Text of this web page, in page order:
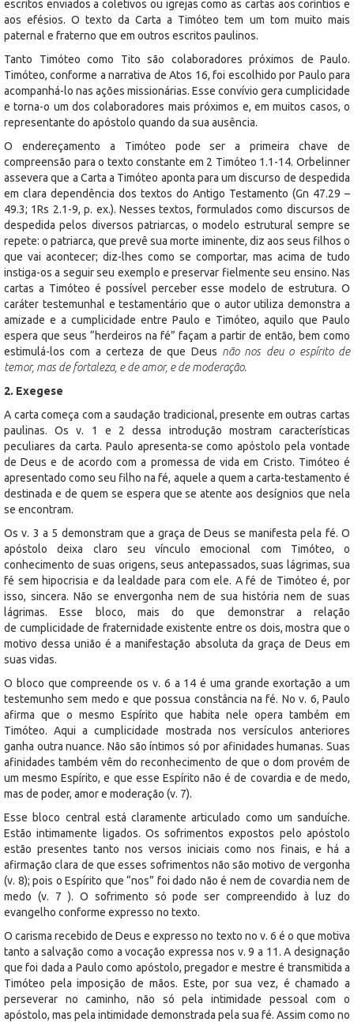
escritos enviados a coletivos ou igrejas como as cartas aos coríntios e
aos efésios. O texto da Carta a Timóteo tem um tom muito mais
paternal e fraterno que em outros escritos paulinos.
Tanto Timóteo como Tito são colaboradores próximos de Paulo.
Timóteo, conforme a narrativa de Atos 16, foi escolhido por Paulo para
acompanhá-lo nas ações missionárias. Esse convívio gera cumplicidade
e torna-o um dos colaboradores mais próximos e, em muitos casos, o
representante do apóstolo quando da sua ausência.
O endereçamento a Timóteo pode ser a primeira chave de
compreensão para o texto constante em 2 Timóteo 1.1-14. Orbelinner
assevera que a Carta a Timóteo aponta para um discurso de despedida
em clara dependência dos textos do Antigo Testamento (Gn 47.29 –
49.3; 1Rs 2.1-9, p. ex.). Nesses textos, formulados como discursos de
despedida pelos diversos patriarcas, o modelo estrutural sempre se
repete: o patriarca, que prevê sua morte iminente, diz aos seus filhos o
que vai acontecer; diz-lhes como se comportar, mas acima de tudo
instiga-os a seguir seu exemplo e preservar fielmente seu ensino. Nas
cartas a Timóteo é possível perceber esse modelo de estrutura. O
caráter testemunhal e testamentário que o autor utiliza demonstra a
amizade e a cumplicidade entre Paulo e Timóteo, aquilo que Paulo
espera que seus “herdeiros na fé” façam a partir de então, bem como
estimulá-los com a certeza de que Deus não nos deu o espírito de
temor, mas de fortaleza, e de amor, e de moderação.
2. Exegese
A carta começa com a saudação tradicional, presente em outras cartas
paulinas. Os v. 1 e 2 dessa introdução mostram características
peculiares da carta. Paulo apresenta-se como apóstolo pela vontade
de Deus e de acordo com a promessa de vida em Cristo. Timóteo é
apresentado como seu filho na fé, aquele a quem a carta-testamento é
destinada e de quem se espera que se atente aos desígnios que nela
se encontram.
Os v. 3 a 5 demonstram que a graça de Deus se manifesta pela fé. O
apóstolo deixa claro seu vínculo emocional com Timóteo, o
conhecimento de suas origens, seus antepassados, suas lágrimas, sua
fé sem hipocrisia e da lealdade para com ele. A fé de Timóteo é, por
isso, sincera. Não se envergonha nem de sua história nem de suas
lágrimas. Esse bloco, mais do que demonstrar a relação
de cumplicidade de fraternidade existente entre os dois, mostra que o
motivo dessa união é a manifestação absoluta da graça de Deus em
suas vidas.
O bloco que compreende os v. 6 a 14 é uma grande exortação a um
testemunho sem medo e que possua constância na fé. No v. 6, Paulo
afirma que o mesmo Espírito que habita nele opera também em
Timóteo. Aqui a cumplicidade mostrada nos versículos anteriores
ganha outra nuance. Não são íntimos só por afinidades humanas. Suas
afinidades também vêm do reconhecimento de que o dom provém de
um mesmo Espírito, e que esse Espírito não é de covardia e de medo,
mas de poder, amor e moderação (v. 7).
Esse bloco central está claramente articulado como um sanduíche.
Estão intimamente ligados. Os sofrimentos expostos pelo apóstolo
estão presentes tanto nos versos iniciais como nos finais, e há a
afirmação clara de que esses sofrimentos não são motivo de vergonha
(v. 8); pois o Espírito que “nos” foi dado não é nem de covardia nem de
medo (v. 7 ). O sofrimento só pode ser compreendido à luz do
evangelho conforme expresso no texto.
O carisma recebido de Deus e expresso no texto no v. 6 é o que motiva
tanto a salvação como a vocação expressa nos v. 9 a 11. A designação
que foi dada a Paulo como apóstolo, pregador e mestre é transmitida a
Timóteo pela imposição de mãos. Este, por sua vez, é chamado a
perseverar no caminho, não só pela intimidade pessoal com o
apóstolo, mas pela intimidade demonstrada pela sua fé. Assim como no